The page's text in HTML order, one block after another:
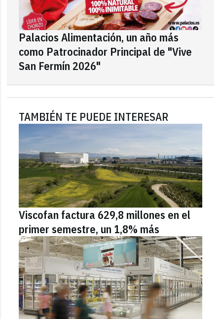
Palacios Alimentación, un año más
como Patrocinador Principal de "Vive
San Fermín 2026"
TAMBIÉN TE PUEDE INTERESAR
Viscofan factura 629,8 millones en el
primer semestre, un 1,8% más